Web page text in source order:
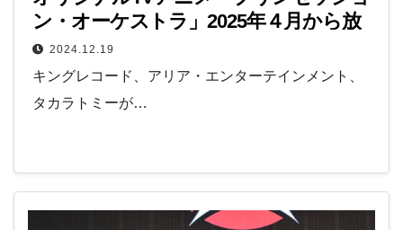
ン・オーケストラ」2025年４月から放
送開始！
2024.12.19
キングレコード、アリア・エンターテインメント、
タカラトミーが…